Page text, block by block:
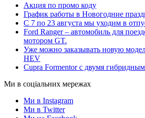
Акция по промо коду
График работы в Новогодние
С 7 по 23 августа мы уходим в
Ford Ranger – автомобиль для
мотором GT.
Уже можно заказывать новую
HEV
Cupra Formentor с двумя
Ми в соціальних мережах
Ми в Instagram
Ми в Twitter